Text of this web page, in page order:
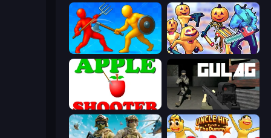
Epic Sword Battle! Fight in Arena Halloween Chainsaw Massacre
Apple Shooter Gulag